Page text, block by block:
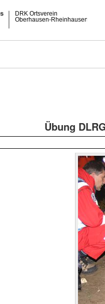
Oberhausen-Rheinhausen
DRK Ortsverein
Übung